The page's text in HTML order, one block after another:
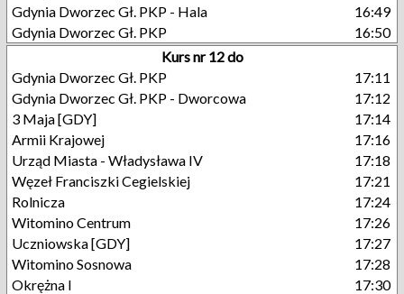
Gdynia Dworzec Gł. PKP - Hala
16:49
Gdynia Dworzec Gł. PKP
16:50
Kurs nr 12 do
Gdynia Dworzec Gł. PKP
17:11
Gdynia Dworzec Gł. PKP - Dworcowa
17:12
3 Maja [GDY]
17:14
Armii Krajowej
17:16
Urząd Miasta - Władysława IV
17:18
Węzeł Franciszki Cegielskiej
17:21
Rolnicza
17:24
Witomino Centrum
17:26
Uczniowska [GDY]
17:27
Witomino Sosnowa
17:28
Okrężna I
17:30